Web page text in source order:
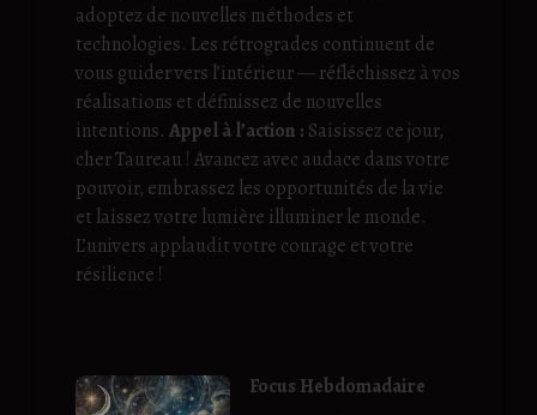
adoptez de nouvelles méthodes et
technologies. Les rétrogrades continuent de
vous guider vers l’intérieur — réfléchissez à vos
réalisations et définissez de nouvelles
intentions. Appel à l’action : Saisissez ce jour,
cher Taureau ! Avancez avec audace dans votre
pouvoir, embrassez les opportunités de la vie
et laissez votre lumière illuminer le monde.
L’univers applaudit votre courage et votre
résilience !
Focus Hebdomadaire